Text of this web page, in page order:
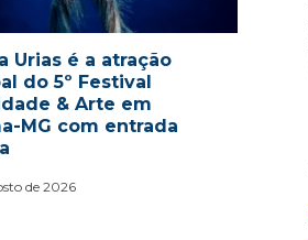
Urias é a atração
do 5º Festival
& Arte em
MG com entrada
de 2026